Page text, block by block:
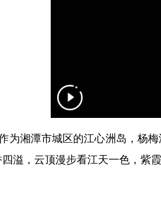
为湘潭市城区的江心洲岛，杨
溢，云顶漫步看江天一色，紫